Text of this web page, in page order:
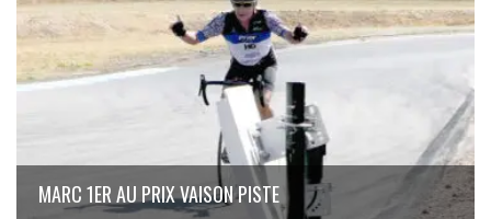
MARC 1ER AU PRIX VAISON PISTE